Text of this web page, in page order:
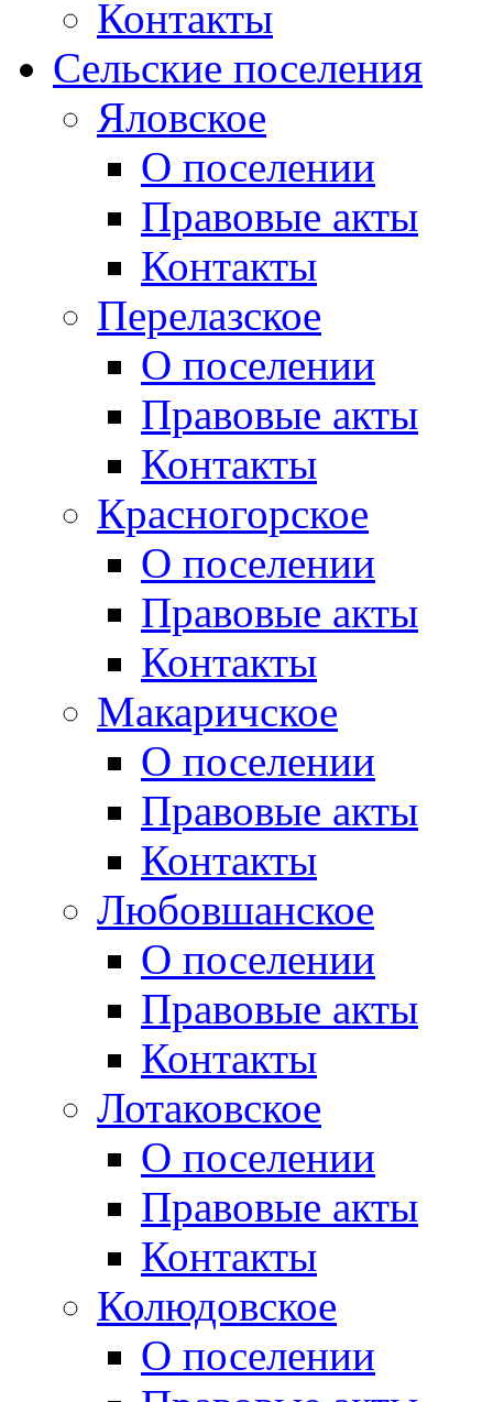
Контакты
Сельские поселения
Яловское
О поселении
Правовые акты
Контакты
Перелазское
О поселении
Правовые акты
Контакты
Красногорское
О поселении
Правовые акты
Контакты
Макаричское
О поселении
Правовые акты
Контакты
Любовшанское
О поселении
Правовые акты
Контакты
Лотаковское
О поселении
Правовые акты
Контакты
Колюдовское
О поселении